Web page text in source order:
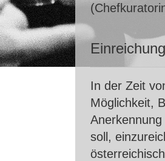
Einreichung
In der Zeit
Möglichkeit,
soll,